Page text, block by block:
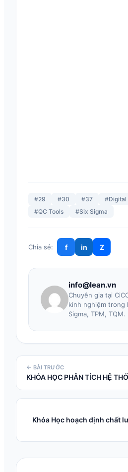
#29 #30 #37 #Digital
#QC Tools
#Six Sigma
Chia sẻ: f in Z
info@lean.vn
Chuyên gia tại
kinh nghiệm trong
Sigma, TPM, TQM.
← BÀI TRƯỚC
KHÓA HỌC PHÂN TÍCH HỆ
Khóa Học hoạch định chất